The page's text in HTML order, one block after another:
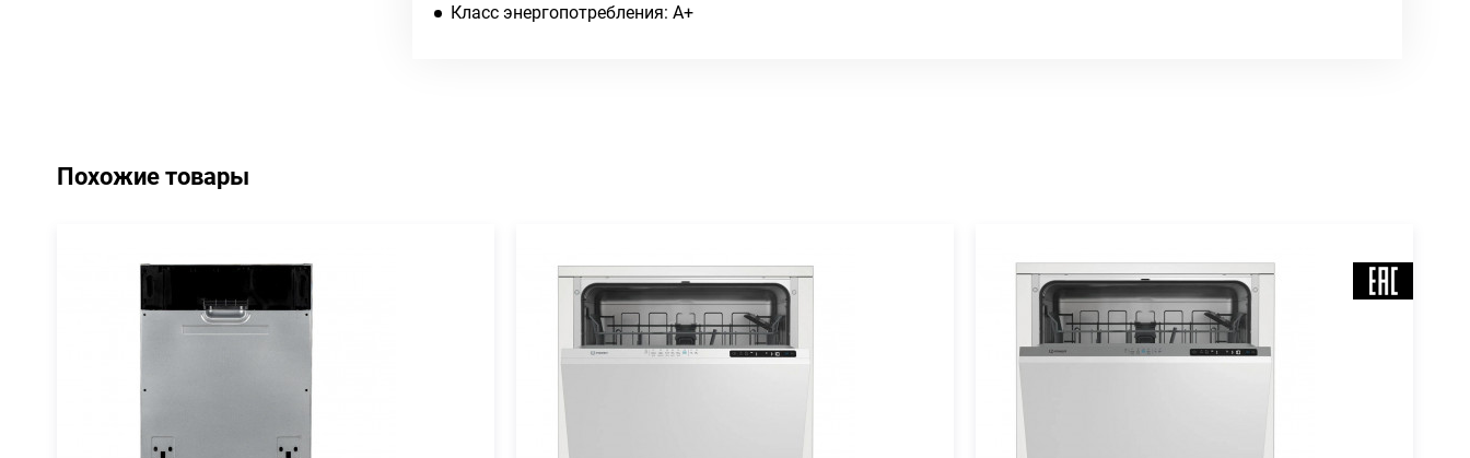
Класс энергопотребления: A+
Похожие товары